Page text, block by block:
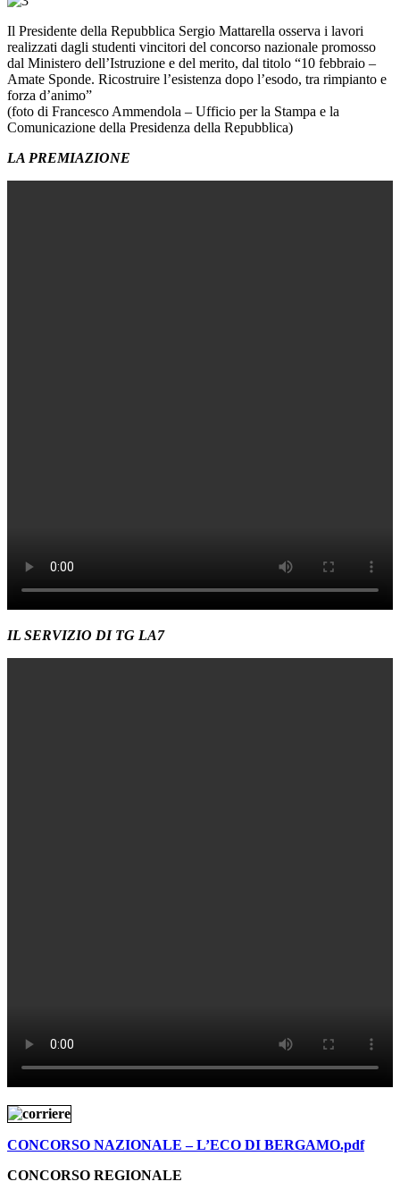
Il Presidente della Repubblica Sergio Mattarella osserva i lavori
realizzati dagli studenti vincitori del concorso nazionale promosso
dal Ministero dell’Istruzione e del merito, dal titolo “10 febbraio –
Amate Sponde. Ricostruire l’esistenza dopo l’esodo, tra rimpianto e
forza d’animo”
(foto di Francesco Ammendola – Ufficio per la Stampa e la
Comunicazione della Presidenza della Repubblica)
LA PREMIAZIONE
IL SERVIZIO DI TG LA7
CONCORSO NAZIONALE – L’ECO DI BERGAMO.pdf
CONCORSO REGIONALE